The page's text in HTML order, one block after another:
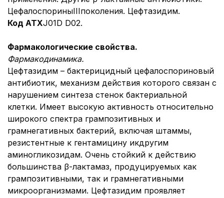
ЦефалоспориныІІІпоколения. Цефтазидим.
Код АТХJ01D D02.
Фармакологические свойства.
Фармакодинамика.
Цефтазидим – бактерицидный цефалоспориновый
антибиотик, механизм действия которого связан с
нарушением синтеза стенок бактериальной
клетки. Имеет высокую активность относительно
широкого спектра грампозитивных и
грамнегативных бактерий, включая штаммы,
резистентные к гентамицину икдругим
аминогликозидам. Очень стойкий к действию
большинства β-лактамаз, продуцируемых как
грампозитивными, так и грамнегативными
микроорганизмами. Цефтазидим проявляет